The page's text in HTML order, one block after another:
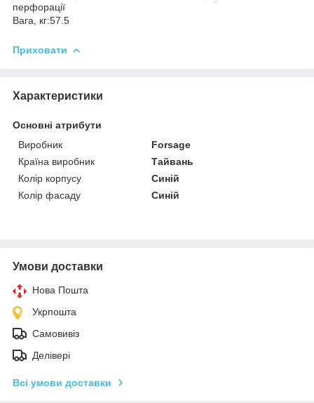
перфорації
Вага, кг:57.5
Приховати
Характеристики
Основні атрибути
Виробник
Forsage
Країна виробник
Тайвань
Колір корпусу
Синій
Колір фасаду
Синій
Умови доставки
Нова Пошта
Укрпошта
Самовивіз
Делівері
Всі умови доставки